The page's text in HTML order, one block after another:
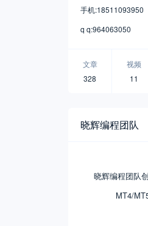
手机:18511093950
q q:964063050
文章
328
视频
11
晓辉编程团队
晓辉编程团队
MT4/